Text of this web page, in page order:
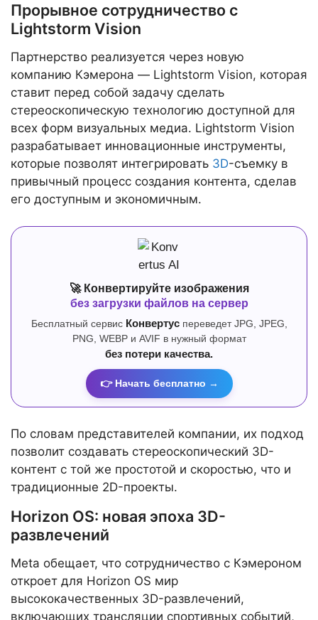
Прорывное сотрудничество с
Lightstorm Vision
Партнерство реализуется через новую
компанию Кэмерона — Lightstorm Vision, которая
ставит перед собой задачу сделать
стереоскопическую технологию доступной для
всех форм визуальных медиа. Lightstorm Vision
разрабатывает инновационные инструменты,
которые позволят интегрировать 3D-съемку в
привычный процесс создания контента, сделав
его доступным и экономичным.
🚀 Конвертируйте изображения
без загрузки файлов на сервер
Бесплатный сервис Конвертуспереведет JPG, JPEG,
PNG, WEBP и AVIF в нужный формат
без потери качества.
👉 Начать бесплатно →
По словам представителей компании, их подход
позволит создавать стереоскопический 3D-
контент с той же простотой и скоростью, что и
традиционные 2D-проекты.
Horizon OS: новая эпоха 3D-
развлечений
Meta обещает, что сотрудничество с Кэмероном
откроет для Horizon OS мир
высококачественных 3D-развлечений,
включающих трансляции спортивных событий,